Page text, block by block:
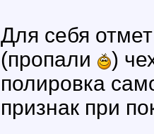
Для себя
(пропали
)
полировка
признак при